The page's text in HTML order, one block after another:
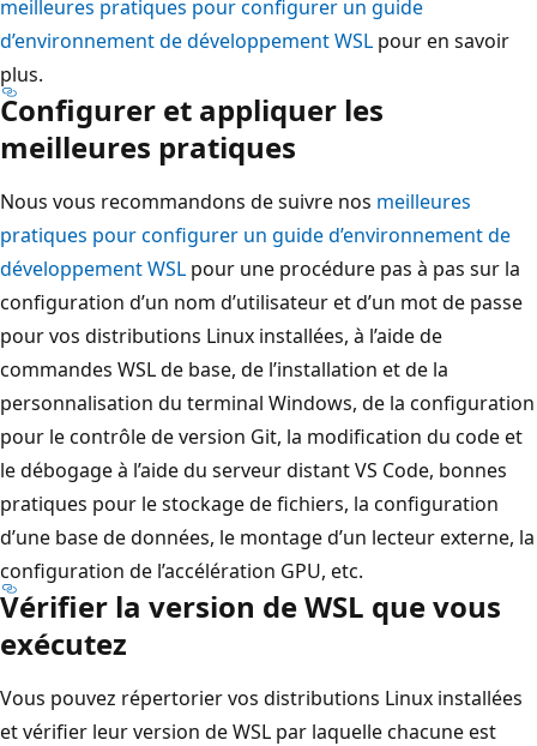
meilleures pratiques pour configurer un guide
d’environnement de développement WSL pour en savoir
plus.
Configurer et appliquer les
meilleures pratiques
Nous vous recommandons de suivre nos meilleures
pratiques pour configurer un guide d’environnement de
développement WSL pour une procédure pas à pas sur la
configuration d’un nom d’utilisateur et d’un mot de passe
pour vos distributions Linux installées, à l’aide de
commandes WSL de base, de l’installation et de la
personnalisation du terminal Windows, de la configuration
pour le contrôle de version Git, la modification du code et
le débogage à l’aide du serveur distant VS Code, bonnes
pratiques pour le stockage de fichiers, la configuration
d’une base de données, le montage d’un lecteur externe, la
configuration de l’accélération GPU, etc.
Vérifier la version de WSL que vous
exécutez
Vous pouvez répertorier vos distributions Linux installées
et vérifier leur version de WSL par laquelle chacune est